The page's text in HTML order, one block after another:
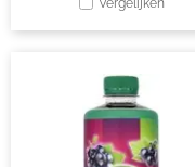
Vergelijken